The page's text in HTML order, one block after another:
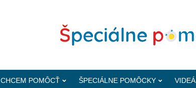
CHCEM POMÔCŤ ŠPECIÁLNE POMÔCKY VIDEÁ